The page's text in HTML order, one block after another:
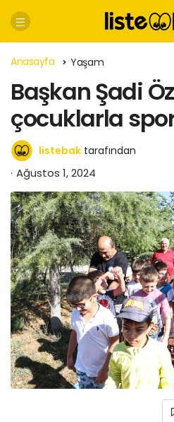
Anasayfa Yaşam
Başkan Şadi
çocuklarla
listebak tarafından
Ağustos 1, 2024